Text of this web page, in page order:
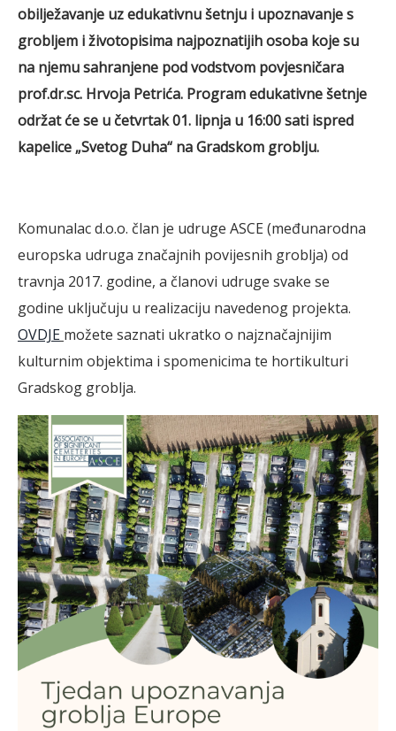
obilježavanje uz edukativnu šetnju i upoznavanje s
grobljem i životopisima najpoznatijih osoba koje su
na njemu sahranjene pod vodstvom povjesničara
prof.dr.sc. Hrvoja Petrića. Program edukativne šetnje
održat će se u četvrtak 01. lipnja u 16:00 sati ispred
kapelice „Svetog Duha“ na Gradskom groblju.
Komunalac d.o.o. član je udruge ASCE (međunarodna
europska udruga značajnih povijesnih groblja) od
travnja 2017. godine, a članovi udruge svake se
godine uključuju u realizaciju navedenog projekta.
OVDJE možete saznati ukratko o najznačajnijim
kulturnim objektima i spomenicima te hortikulturi
Gradskog groblja.